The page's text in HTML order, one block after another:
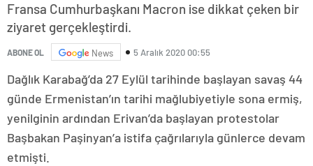
Fransa Cumhurbaşkanı Macron ise dikkat çeken bir
ziyaret gerçekleştirdi.
ABONE OL News 5 Aralık 2020 00:55
Dağlık Karabağ’da 27 Eylül tarihinde başlayan savaş 44
günde Ermenistan’ın tarihi mağlubiyetiyle sona ermiş,
yenilginin ardından Erivan’da başlayan protestolar
Başbakan Paşinyan’a istifa çağrılarıyla günlerce devam
etmişti.